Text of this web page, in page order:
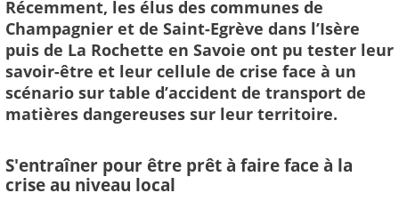
Récemment, les élus des communes de
Champagnier et de Saint-Egrève dans l’Isère
puis de La Rochette en Savoie ont pu tester leur
savoir-être et leur cellule de crise face à un
scénario sur table d’accident de transport de
matières dangereuses sur leur territoire.
S'entraîner pour être prêt à faire face à la
crise au niveau local